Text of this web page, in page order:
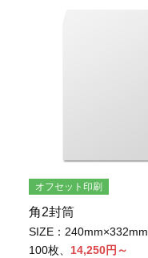
オフセット印刷
角2封筒
SIZE：240mm×332mm
100枚、 14,250円～